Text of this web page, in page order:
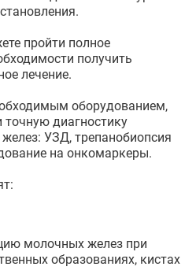
пройти полное
получить
лечение.
оборудованием,
диагностику
УЗД, трепанобиопсия
на онкомаркеры.
молочных желез при
образованиях, кистах